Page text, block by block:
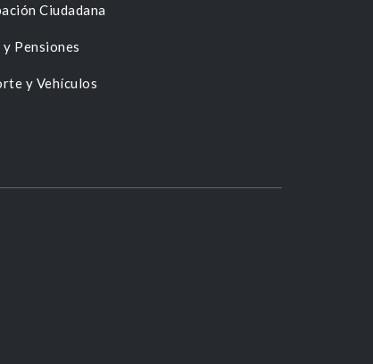
Ciudadana
Pensiones
y Vehículos